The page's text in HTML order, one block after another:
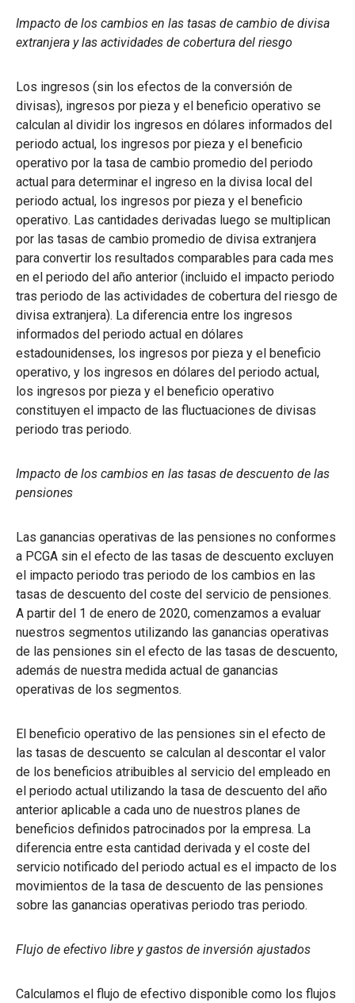
Impacto de los cambios en las tasas de cambio de divisa
extranjera y las actividades de cobertura del riesgo
Los ingresos (sin los efectos de la conversión de
divisas), ingresos por pieza y el beneficio operativo se
calculan al dividir los ingresos en dólares informados del
periodo actual, los ingresos por pieza y el beneficio
operativo por la tasa de cambio promedio del periodo
actual para determinar el ingreso en la divisa local del
periodo actual, los ingresos por pieza y el beneficio
operativo. Las cantidades derivadas luego se multiplican
por las tasas de cambio promedio de divisa extranjera
para convertir los resultados comparables para cada mes
en el periodo del año anterior (incluido el impacto periodo
tras periodo de las actividades de cobertura del riesgo de
divisa extranjera). La diferencia entre los ingresos
informados del periodo actual en dólares
estadounidenses, los ingresos por pieza y el beneficio
operativo, y los ingresos en dólares del periodo actual,
los ingresos por pieza y el beneficio operativo
constituyen el impacto de las fluctuaciones de divisas
periodo tras periodo.
Impacto de los cambios en las tasas de descuento de las
pensiones
Las ganancias operativas de las pensiones no conformes
a PCGA sin el efecto de las tasas de descuento excluyen
el impacto periodo tras periodo de los cambios en las
tasas de descuento del coste del servicio de pensiones.
A partir del 1 de enero de 2020, comenzamos a evaluar
nuestros segmentos utilizando las ganancias operativas
de las pensiones sin el efecto de las tasas de descuento,
además de nuestra medida actual de ganancias
operativas de los segmentos.
El beneficio operativo de las pensiones sin el efecto de
las tasas de descuento se calculan al descontar el valor
de los beneficios atribuibles al servicio del empleado en
el periodo actual utilizando la tasa de descuento del año
anterior aplicable a cada uno de nuestros planes de
beneficios definidos patrocinados por la empresa. La
diferencia entre esta cantidad derivada y el coste del
servicio notificado del periodo actual es el impacto de los
movimientos de la tasa de descuento de las pensiones
sobre las ganancias operativas periodo tras periodo.
Flujo de efectivo libre y gastos de inversión ajustados
Calculamos el flujo de efectivo disponible como los flujos